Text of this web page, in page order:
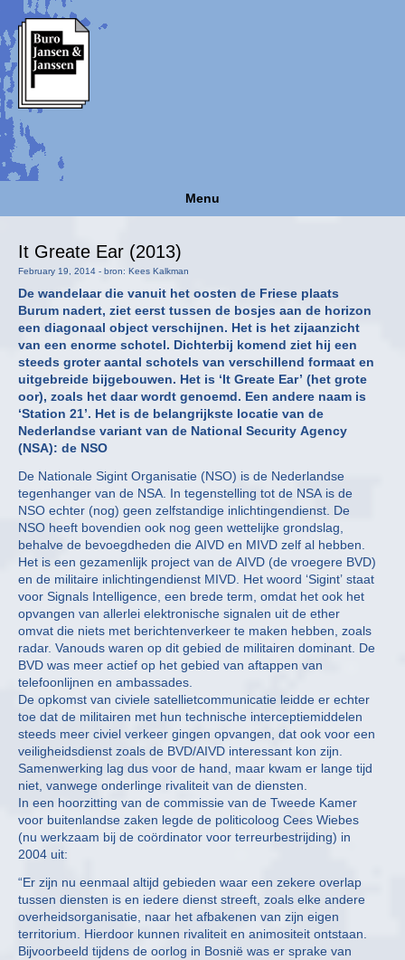
Menu
It Greate Ear (2013)
February 19, 2014 - bron: Kees Kalkman
De wandelaar die vanuit het oosten de Friese plaats
Burum nadert, ziet eerst tussen de bosjes aan de horizon
een diagonaal object verschijnen. Het is het zijaanzicht
van een enorme schotel. Dichterbij komend ziet hij een
steeds groter aantal schotels van verschillend formaat en
uitgebreide bijgebouwen. Het is ‘It Greate Ear’ (het grote
oor), zoals het daar wordt genoemd. Een andere naam is
‘Station 21’. Het is de belangrijkste locatie van de
Nederlandse variant van de National Security Agency
(NSA): de NSO
De Nationale Sigint Organisatie (NSO) is de Nederlandse
tegenhanger van de NSA. In tegenstelling tot de NSA is de
NSO echter (nog) geen zelfstandige inlichtingendienst. De
NSO heeft bovendien ook nog geen wettelijke grondslag,
behalve de bevoegdheden die AIVD en MIVD zelf al hebben.
Het is een gezamenlijk project van de AIVD (de vroegere BVD)
en de militaire inlichtingendienst MIVD. Het woord ‘Sigint’ staat
voor Signals Intelligence, een brede term, omdat het ook het
opvangen van allerlei elektronische signalen uit de ether
omvat die niets met berichtenverkeer te maken hebben, zoals
radar. Vanouds waren op dit gebied de militairen dominant. De
BVD was meer actief op het gebied van aftappen van
telefoonlijnen en ambassades.
De opkomst van civiele satellietcommunicatie leidde er echter
toe dat de militairen met hun technische interceptiemiddelen
steeds meer civiel verkeer gingen opvangen, dat ook voor een
veiligheidsdienst zoals de BVD/AIVD interessant kon zijn.
Samenwerking lag dus voor de hand, maar kwam er lange tijd
niet, vanwege onderlinge rivaliteit van de diensten.
In een hoorzitting van de commissie van de Tweede Kamer
voor buitenlandse zaken legde de politicoloog Cees Wiebes
(nu werkzaam bij de coördinator voor terreurbestrijding) in
2004 uit:
“Er zijn nu eenmaal altijd gebieden waar een zekere overlap
tussen diensten is en iedere dienst streeft, zoals elke andere
overheidsorganisatie, naar het afbakenen van zijn eigen
territorium. Hierdoor kunnen rivaliteit en animositeit ontstaan.
Bijvoorbeeld tijdens de oorlog in Bosnië was er sprake van